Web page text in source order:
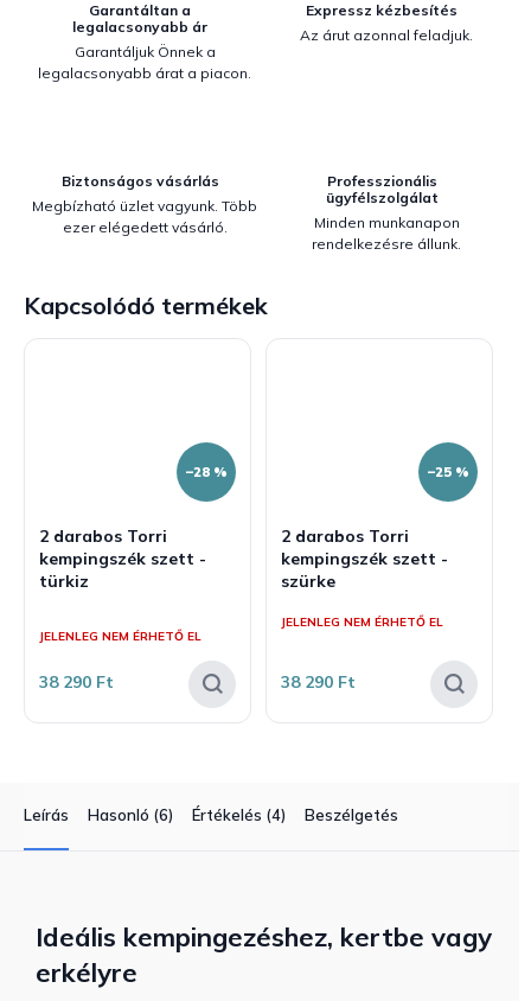
Garantáltan a
legalacsonyabb ár
Garantáljuk Önnek a
legalacsonyabb árat a piacon.
Expressz kézbesítés
Az árut azonnal feladjuk.
Biztonságos vásárlás
Megbízható üzlet vagyunk. Több
ezer elégedett vásárló.
Professzionális
ügyfélszolgálat
Minden munkanapon
rendelkezésre állunk.
Kapcsolódó termékek
–28 %
2 darabos Torri
kempingszék szett -
türkiz
termék
5-
5,0
JELENLEG NEM ÉRHETŐ EL
38 290 Ft
–25 %
2 darabos Torri
kempingszék szett -
szürke
JELENLEG NEM ÉRHETŐ EL
38 290 Ft
Leírás Hasonló (6) Értékelés (4) Beszélgetés
Ideális kempingezéshez, kertbe vagy
erkélyre